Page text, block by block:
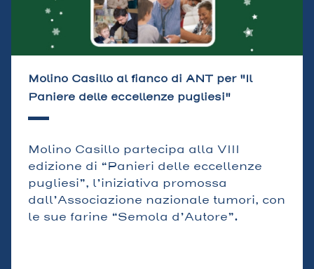
Molino Casillo al fianco di ANT per "Il
Paniere delle eccellenze pugliesi"
Molino Casillo partecipa alla VIII
edizione di “Panieri delle eccellenze
pugliesi”, l’iniziativa promossa
dall’Associazione nazionale tumori, con
le sue farine “Semola d’Autore”.